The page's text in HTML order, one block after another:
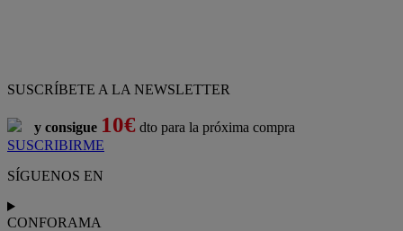
SUSCRÍBETE A LA NEWSLETTER
y consigue 10€ dto para la próxima compra
SUSCRIBIRME
SÍGUENOS EN
CONFORAMA